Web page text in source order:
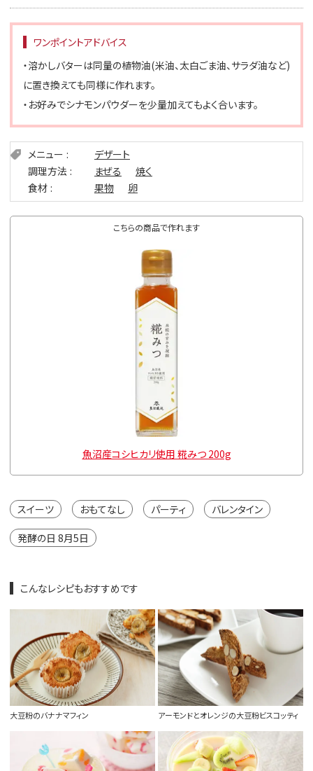
ワンポイントアドバイス
・溶かしバターは同量の植物油(米油、太白ごま油、サラダ油など)
に置き換えても同様に作れます。
・お好みでシナモンパウダーを少量加えてもよく合います。
メニュー
デザート
調理方法
まぜる
焼く
食材
果物 卵
こちらの商品で作れます
魚沼産コシヒカリ使用 糀みつ 200g
スイーツ おもてなし パーティ バレンタイン
発酵の日 8月5日
こんなレシピもおすすめです
大豆粉のバナナマフィン アーモンドとオレンジの大豆粉ビスコッティ